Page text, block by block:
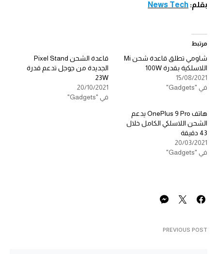
بقلم: News Tech
مرتبط
شاومي تطلق قاعدة شحن Mi
اللاسلكية بقدرة 100W
15/08/2021
في "Gadgets"
قاعدة الشحن Pixel Stand
الجديدة من جوجل تدعم قدرة
23W
20/10/2021
في "Gadgets"
هاتف OnePlus 9 Pro يدعم
الشحن اللاسلكي الكامل خلال
43 دقيقة
20/03/2021
في "Gadgets"
PREVIOUS POST